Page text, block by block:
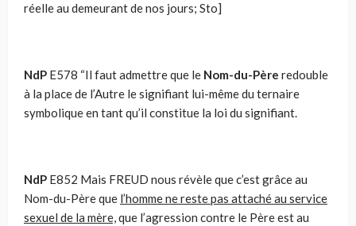
réelle au demeurant de nos jours; Sto]
NdP E578 “Il faut admettre que le Nom-du-Père redouble
à la place de l’Autre le si­gnifiant lui-même du ternaire
symbolique en tant qu’il constitue la loi du signifiant.
NdP E852 Mais FREUD nous révèle que c’est grâce au
Nom-du-Père que l’homme ne reste pas attaché au service
sexuel de la mère,que l’agression contre le Père est au